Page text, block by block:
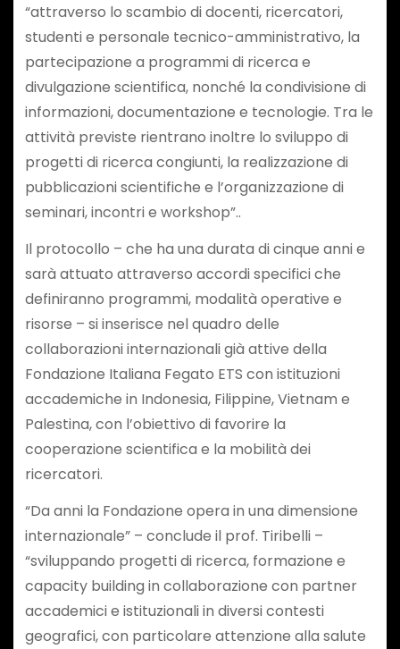
“attraverso lo scambio di docenti, ricercatori,
studenti e personale tecnico-amministrativo, la
partecipazione a programmi di ricerca e
divulgazione scientifica, nonché la condivisione di
informazioni, documentazione e tecnologie. Tra le
attività previste rientrano inoltre lo sviluppo di
progetti di ricerca congiunti, la realizzazione di
pubblicazioni scientifiche e l’organizzazione di
seminari, incontri e workshop”..
Il protocollo – che ha una durata di cinque anni e
sarà attuato attraverso accordi specifici che
definiranno programmi, modalità operative e
risorse – si inserisce nel quadro delle
collaborazioni internazionali già attive della
Fondazione Italiana Fegato ETS con istituzioni
accademiche in Indonesia, Filippine, Vietnam e
Palestina, con l’obiettivo di favorire la
cooperazione scientifica e la mobilità dei
ricercatori.
“Da anni la Fondazione opera in una dimensione
internazionale” – conclude il prof. Tiribelli –
“sviluppando progetti di ricerca, formazione e
capacity building in collaborazione con partner
accademici e istituzionali in diversi contesti
geografici, con particolare attenzione alla salute